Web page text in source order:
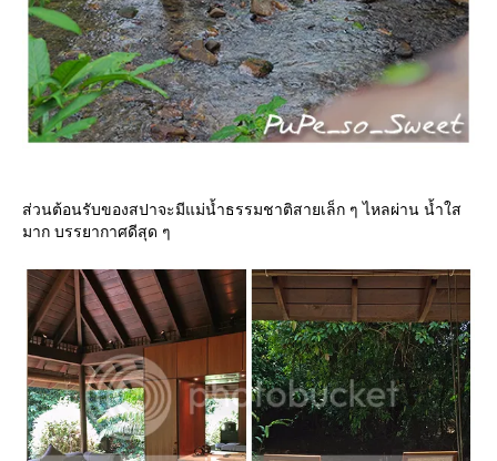
ส่วนต้อนรับของสปาจะมีแม่น้ำธรรมชาติสายเล็ก ๆ ไหลผ่าน น้ำใส
มาก บรรยากาศดีสุด ๆ